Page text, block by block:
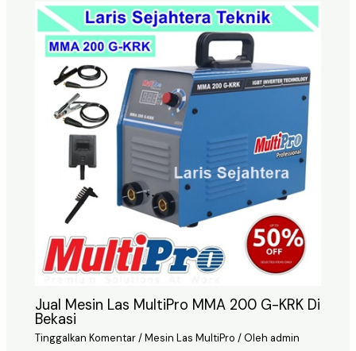
Jual Mesin Las MultiPro MMA 200 G-KRK Di
Bekasi
Tinggalkan Komentar/Mesin Las MultiPro / Oleh admin